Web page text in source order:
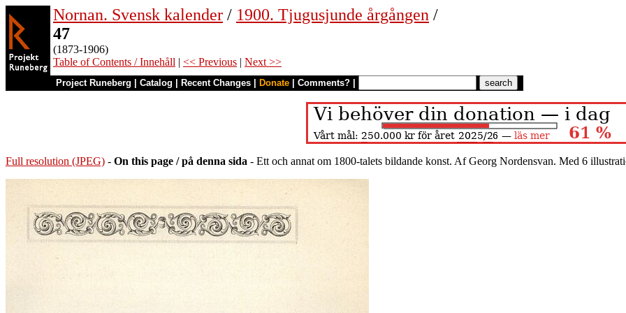
Nornan. Svensk kalender / 1900. Tjugusjunde årgången /
47
(1873-1906)
Table of Contents / Innehåll | << Previous | Next >>
Project Runeberg Catalog Recent Changes Donate Comments?
Full resolution (JPEG) - On this page / på denna sida - Ett och annat om 1800-talets bildande konst. Af Georg Nordensvan. Med 6